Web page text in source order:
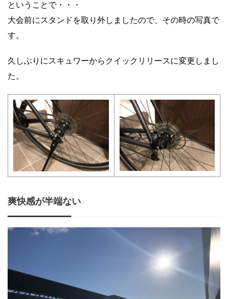
ということで・・・
大会前にスタンドを取り外しましたので、その時の写真で
す。
久しぶりにスキュワーからクイックリリースに変更しまし
た。
爽快感が半端ない